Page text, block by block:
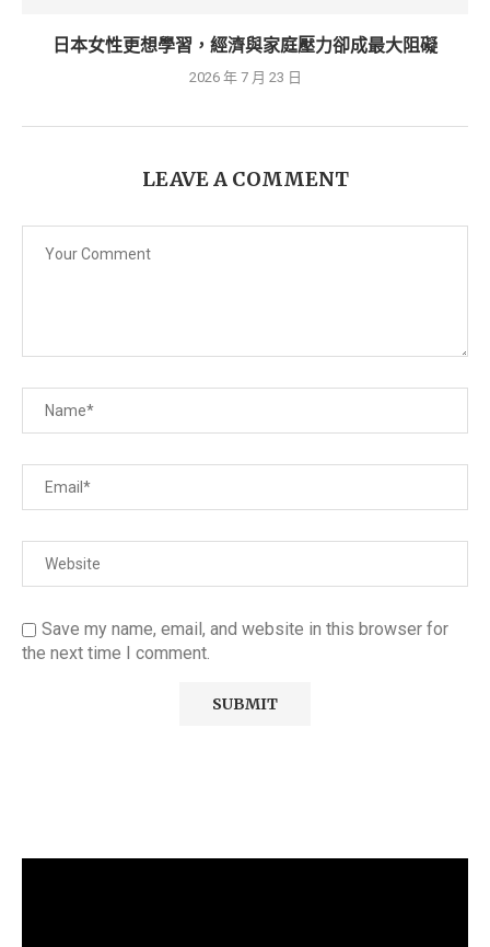
日本女性更想學習，經濟與家庭壓力卻成最大阻礙
2026 年 7 月 23 日
LEAVE A COMMENT
Save my name, email, and website in this browser for
the next time I comment.